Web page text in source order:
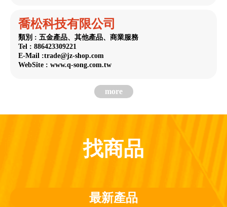
喬松科技有限公司
類別 : 五金產品、其他產品、商業服務
Tel : 886423309221
E-Mail :trade@jz-shop.com
WebSite : www.q-song.com.tw
more
找商品
最新產品